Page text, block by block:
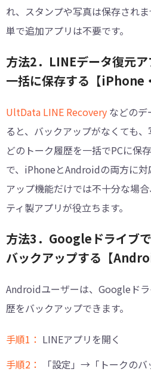
れ、スタンプや写真は保存され
単で追加アプリは不要です。
方法2．LINEデータ復元
一括に保存する【iPhone
UltData LINE Recovery などのデ
ると、バックアップがなくても
どのトーク履歴を一括でPCに保
で、iPhoneとAndroidの両方に対
アップ機能だけでは不十分な場
ティ製アプリが役立ちます。
方法3．Googleドライブ
バックアップする【
Androidユーザーは、Googleド
歴をバックアップできます。
手順1： LINEアプリを開く
手順2：
「設定」→「トークの